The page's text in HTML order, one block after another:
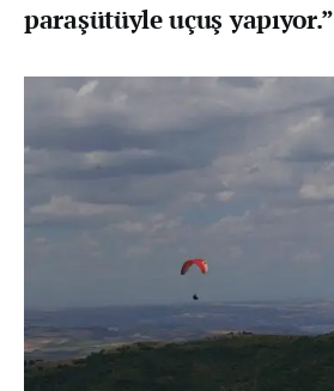
paraşütüyle uçuş yapıyor.”